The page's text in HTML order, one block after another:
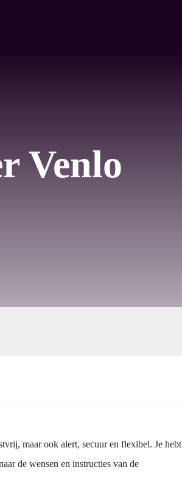
Venlo
maar ook alert, secuur en flexibel. Je hebt
de wensen en instructies van de